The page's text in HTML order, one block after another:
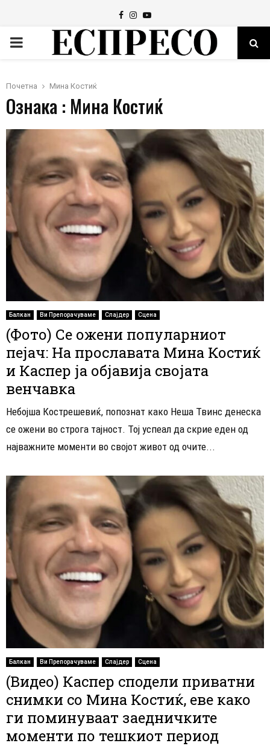
Facebook
Instagram
Youtube
PRIMARY
Почетна Мина Костиќ
Ознака : Мина Костиќ
Балкан Ви Препорачуваме Слајдер Сцена
(Фото) Се ожени популарниот
пејач: На прославата Мина Костиќ
и Каспер ја објавија својата
венчавка
Небојша Кострешевиќ, попознат како Неша Твинс денеска
се ожени во строга тајност. Тој успеал да скрие еден од
најважните моменти во својот живот од очите...
Балкан Ви Препорачуваме Слајдер Сцена
(Видео) Каспер сподели приватни
снимки со Мина Костиќ, еве како
ги поминуваат заедничките
моменти по тешкиот период